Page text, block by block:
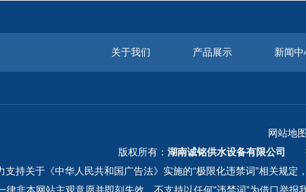
关于我们 产品展示 新闻中
网站地
版权所有： 湖南诚铭供水设备有限公司 技
支持关于《中华人民共和国广告法》实施的“极限化违禁词”相关规